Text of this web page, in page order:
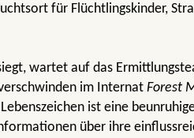
für Flüchtlingskinder,
wartet auf das
im Internat Forest
ist eine
über ihre